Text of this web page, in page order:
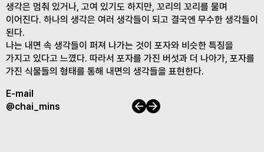
생각은 멈춰 있거나, 고여 있기도 하지만, 꼬리의 꼬리를 물며
이어진다. 하나의 생각은 여러 생각들이 되고 결국엔 무수한 생각들이
된다.
나는 내면 속 생각들이 퍼져 나가는 것이 포자와 비슷한 특징을
가지고 있다고 느꼈다. 따라서 포자를 가진 버섯과 더 나아가, 포자를
가진 식물들의 형태를 통해 내면의 생각들을 표현한다.
E-mail
@chai_mins
이전다음